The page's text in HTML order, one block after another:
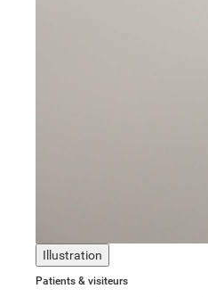
Illustration
Patients & visiteurs